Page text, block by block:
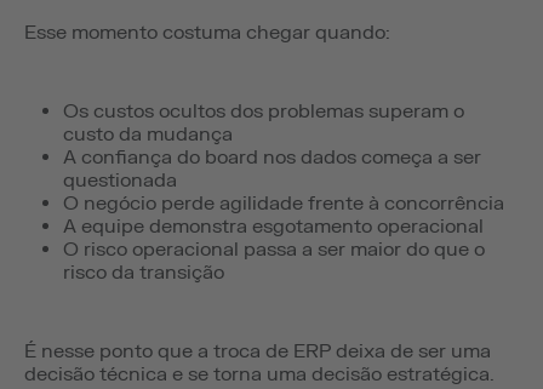
Esse momento costuma chegar quando:
Os custos ocultos dos problemas superam o
custo da mudança
A confiança do board nos dados começa a ser
questionada
O negócio perde agilidade frente à concorrência
A equipe demonstra esgotamento operacional
O risco operacional passa a ser maior do que o
risco da transição
É nesse ponto que a troca de ERP deixa de ser uma
decisão técnica e se torna uma decisão estratégica.